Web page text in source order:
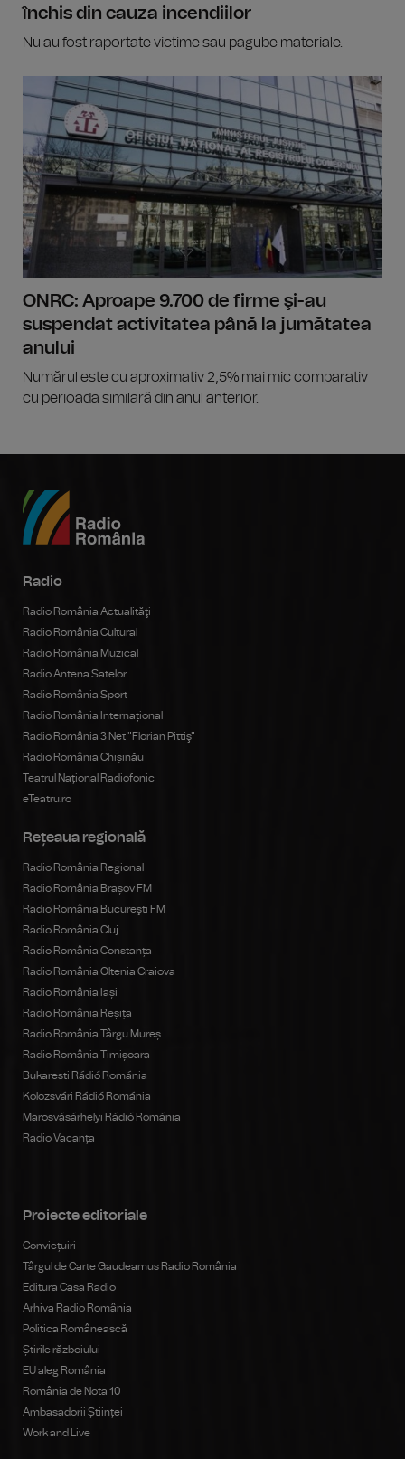
închis din cauza incendiilor
Nu au fost raportate victime sau pagube materiale.
ONRC: Aproape 9.700 de firme şi-au
suspendat activitatea până la jumătatea
anului
Numărul este cu aproximativ 2,5% mai mic comparativ
cu perioada similară din anul anterior.
Radio
Radio România Actualităţi
Radio România Cultural
Radio România Muzical
Radio Antena Satelor
Radio România Sport
Radio România Internațional
Radio România 3 Net "Florian Pittiş"
Radio România Chișinău
Teatrul Național Radiofonic
eTeatru.ro
Rețeaua regională
Radio România Regional
Radio România Brașov FM
Radio România Bucureşti FM
Radio România Cluj
Radio România Constanța
Radio România Oltenia Craiova
Radio România Iași
Radio România Reșița
Radio România Târgu Mureș
Radio România Timișoara
Bukaresti Rádió Románia
Kolozsvári Rádió Románia
Marosvásárhelyi Rádió Románia
Radio Vacanța
Proiecte editoriale
Conviețuiri
Târgul de Carte Gaudeamus Radio România
Editura Casa Radio
Arhiva Radio România
Politica Românească
Știrile războiului
EU aleg România
România de Nota 10
Ambasadorii Științei
Work and Live